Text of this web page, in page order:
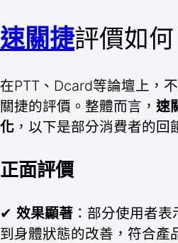
速關捷評價如何
在PTT、Dcard等論壇上，
關捷的評價。整體而言， 速
化 ，以下是部分消費者的回
正面評價
✔ 效果顯著 ：部分使用者
到身體狀態的改善，符合產